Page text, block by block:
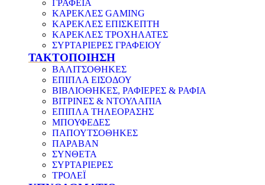
ΓΡΑΦΕΙΑ
ΚΑΡΕΚΛΕΣ GAMING
ΚΑΡΕΚΛΕΣ ΕΠΙΣΚΕΠΤΗ
ΚΑΡΕΚΛΕΣ ΤΡΟΧΗΛΑΤΕΣ
ΣΥΡΤΑΡΙΕΡΕΣ ΓΡΑΦΕΙΟΥ
ΤΑΚΤΟΠΟΙΗΣΗ
ΒΑΛΙΤΣΟΘΗΚΕΣ
ΕΠΙΠΛΑ ΕΙΣΟΔΟΥ
ΒΙΒΛΙΟΘΗΚΕΣ, ΡΑΦΙΕΡΕΣ & ΡΑΦΙΑ
ΒΙΤΡΙΝΕΣ & ΝΤΟΥΛΑΠΙΑ
ΕΠΙΠΛΑ ΤΗΛΕΟΡΑΣΗΣ
ΜΠΟΥΦΕΔΕΣ
ΠΑΠΟΥΤΣΟΘΗΚΕΣ
ΠΑΡΑΒΑΝ
ΣΥΝΘΕΤΑ
ΣΥΡΤΑΡΙΕΡΕΣ
ΤΡΟΛΕΪ